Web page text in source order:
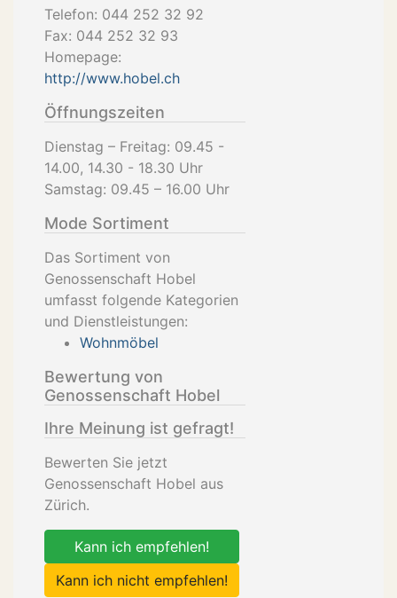
Telefon: 044 252 32 92
Fax: 044 252 32 93
Homepage:
http://www.hobel.ch
Öffnungszeiten
Dienstag – Freitag: 09.45 -
14.00, 14.30 - 18.30 Uhr
Samstag: 09.45 – 16.00 Uhr
Mode Sortiment
Das Sortiment von
Genossenschaft Hobel
umfasst folgende Kategorien
und Dienstleistungen:
Wohnmöbel
Bewertung von
Genossenschaft Hobel
Ihre Meinung ist gefragt!
Bewerten Sie jetzt
Genossenschaft Hobel aus
Zürich.
Kann ich empfehlen!
Kann ich nicht empfehlen!